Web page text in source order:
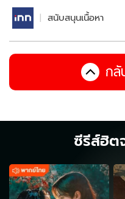
สนับสนุนเนื้อหา
กลั
ซีรีส์ฮิต